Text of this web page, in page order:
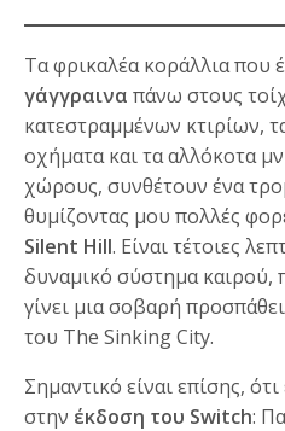
Τα φρικαλέα κοράλλια που
γάγγραινα πάνω στους
κατεστραμμένων κτιρίων,
οχήματα και τα αλλόκοτα
χώρους, συνθέτουν ένα
θυμίζοντας μου πολλές
Silent Hill. Είναι τέτοιες
δυναμικό σύστημα καιρού,
γίνει μια σοβαρή
του The Sinking City.
Σημαντικό είναι επίσης,
στην έκδοση του Switch: